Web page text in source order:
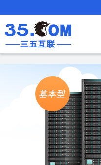
域名注册
域名价格总览
近期促销
Whois查询
企业邮箱
EDM邮件营销
刺猬响站
微信小程序
定制及品牌建
站
谷易搜
经济型
全能型
独享型
外贸型
基础版
标准版
高级版
云OA
人脉云名片
SSL证书
申请
国密证书
申请
谷易搜
海外加速